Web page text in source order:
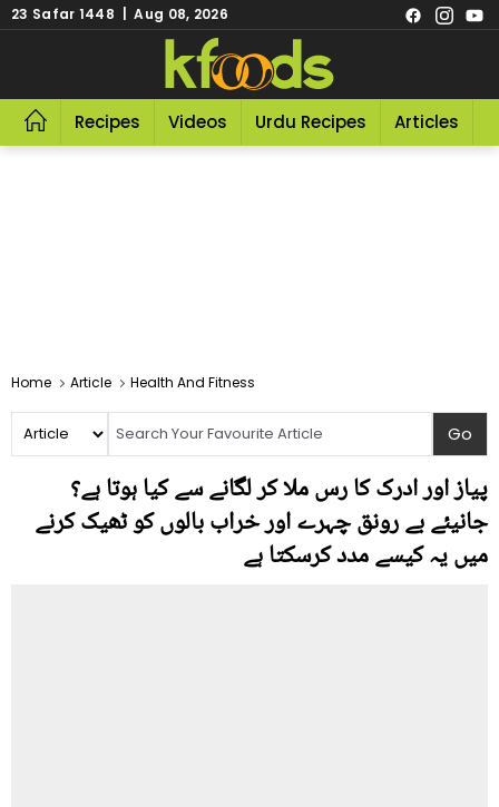
23 Safar 1448 | Aug 08, 2026
Recipes Videos Urdu Recipes Articles
Home Article Health And Fitness
پیاز اور ادرک کا رس ملا کر لگانے سے کیا ہوتا ہے؟
جانیئے بے رونق چہرے اور خراب بالوں کو ٹھیک کرنے
میں یہ کیسے مدد کرسکتا ہے